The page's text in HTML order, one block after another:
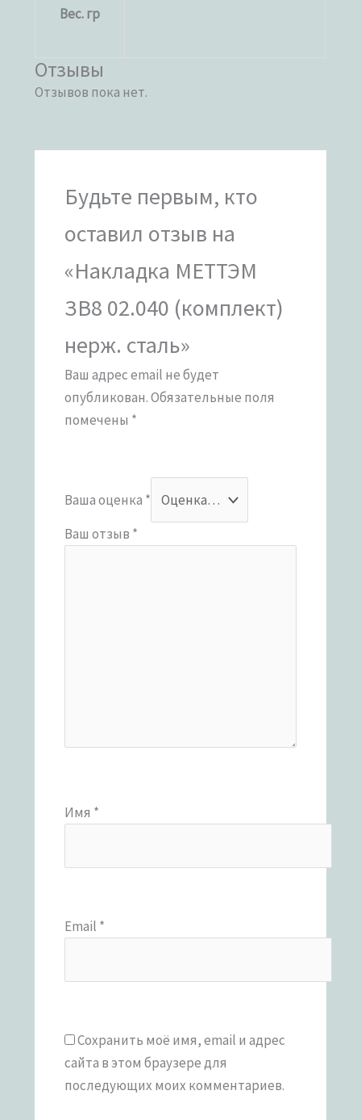
Вес. гр
Отзывы
Отзывов пока нет.
Будьте первым, кто
оставил отзыв на
«Накладка МЕТТЭМ
ЗВ8 02.040 (комплект)
нерж. сталь»
Ваш адрес email не будет
опубликован.Обязательные поля
помечены *
Ваша оценка *
Ваш отзыв *
Имя *
Email *
Сохранить моё имя, email и адрес
сайта в этом браузере для
последующих моих комментариев.